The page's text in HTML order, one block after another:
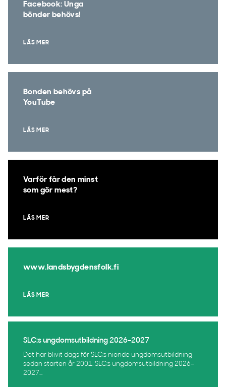
Facebook: Unga
bönder behövs!
LÄS MER
Bonden behövs på
YouTube
LÄS MER
Varför får den minst
som gör mest?
LÄS MER
www.landsbygdensfolk.fi
LÄS MER
SLC:s ungdomsutbildning 2026–2027
Det har blivit dags för SLC:s nionde ungdomsutbildning
sedan starten år 2001. SLC:s ungdomsutbildning 2026–
2027...